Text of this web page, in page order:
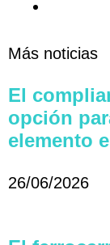
Más noticias
El
opción
elemento
26/06/2026